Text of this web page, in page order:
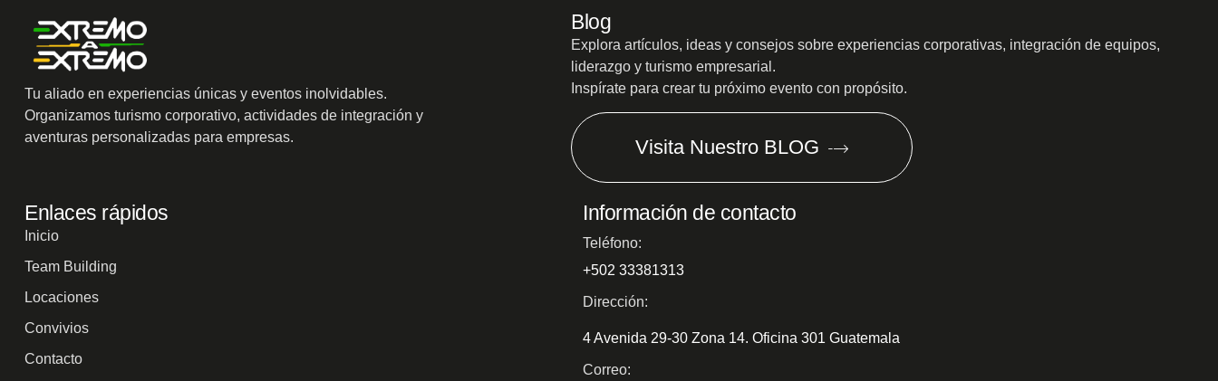
Tu aliado en experiencias únicas y eventos inolvidables.
Organizamos turismo corporativo, actividades de integración y
aventuras personalizadas para empresas.
Blog
Explora artículos, ideas y consejos sobre experiencias corporativas, integración de equipos,
liderazgo y turismo empresarial.
Inspírate para crear tu próximo evento con propósito.
Visita Nuestro BLOG
Enlaces rápidos
Inicio
Team Building
Locaciones
Convivios
Contacto
Información de contacto
Teléfono:
+502 33381313
Dirección:
4 Avenida 29-30 Zona 14. Oficina 301 Guatemala
Correo: